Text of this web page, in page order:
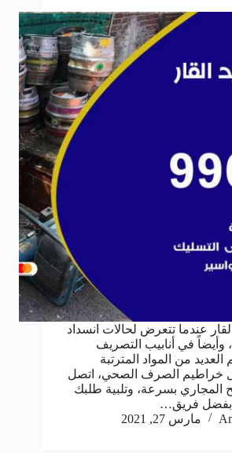
عندما تتعرض لحالات انسداد
وأيضاً في أنابيب التصريف
من المواد المترتبة
خراطيم الصرف الصحي، اتصل
المجاري بسرعة، وتلبية طلبك
بفضل فريق…
مارس 27, 2021